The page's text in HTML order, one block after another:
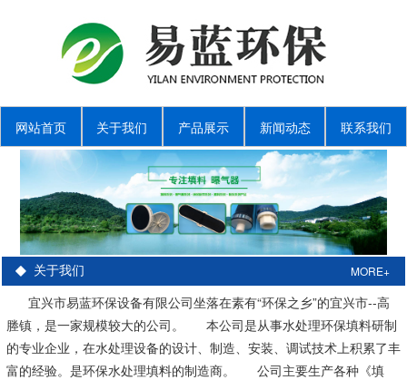
网站首页 关于我们 产品展示 新闻动态 联系我们
关于我们 MORE+
宜兴市易蓝环保设备有限公司坐落在素有“环保之乡”的宜兴市--高
塍镇，是一家规模较大的公司。 本公司是从事水处理环保填料研制
的专业企业，在水处理设备的设计、制造、安装、调试技术上积累了丰
富的经验。是环保水处理填料的制造商。 公司主要生产各种《填